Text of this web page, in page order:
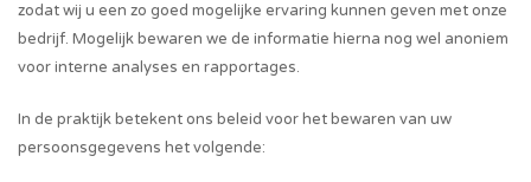
zodat wij u een zo goed mogelijke ervaring kunnen geven met onze
bedrijf. Mogelijk bewaren we de informatie hierna nog wel anoniem
voor interne analyses en rapportages.
In de praktijk betekent ons beleid voor het bewaren van uw
persoonsgegevens het volgende: